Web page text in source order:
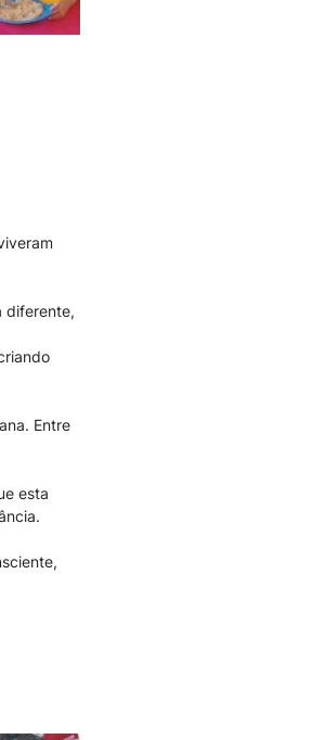
diferente,
Entre
esta